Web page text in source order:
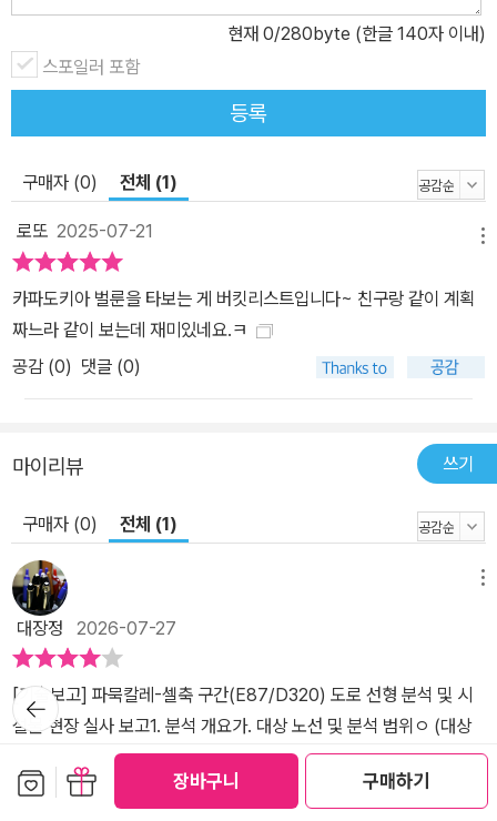
장바구니 구매하기
렘을 미리 느껴보자! Enjoy Vietnam 튀르키예를 즐기는 가장 완벽
한 방법 『튀르키예 셀프트래블』은 이스탄불을 포함한 마르마라 지역
에서 시작해서 중앙아나톨리아 지역, 지중해 지역, 에게해 지역, 흑해
지역을 지나 동남아나톨리아 지역까지 여행자들이 선호하는 시계 방
향 루트로 튀르키예 전역의 주요 관광지를 소개하고 있다. 관광 명소,
맛집, 쇼핑 스폿과 주변 숙소 리스트까지 지역별로 한눈에 찾아볼 수
있고, 각 스폿에는 QR 코드를 삽입하여 위치와 정보를 확인할 수 있
는 구글 링크로 이어진다. 각 지역으로 이동할 때 필요한 버스 시간표
등 역시 QR 코드를 활용하여 링크에 바로 접속해서 확인할 수 있다.
뿐만 아니라 각 지역 앞장에는 해당 지역을 가장 효율적으로 돌아볼
수 있는 동선을 그린 루트 지도를 수록하여 구체적인 스폿 소개에 앞
서 여행의 동선을 그려볼 수 있도록 구성했다. 이 루트를 따라 이스탄
벌룬 투어와 소금호수 투어를 경험하고 콘야에서 신과의 합일을 위한
종교 의식인 세마 공연을 볼 수 있다. 지중해 지역으로 향하면 메르멜
리, 콘얄트, 카푸타쉬 등 널리 펼쳐진 해변과 쿠르ㅤㅅㅠㄴ루 폭포, 뒤
덴 폭포, 3천 년 동안 꺼지지 않는 불이 타오르는 키메라산 등 현재까
지 잘 보존되고 있는 여러 명소들을 구경한 뒤, 지중해 지역에서 에페
스 고고학 유적지, 에게해 지역에서 파묵칼레 히에라폴리스 등을 돌
아보며 역사적인 순간을 여행하는 경험을 해보자. 특히 에게해 지역
의 페티예는 패러글라이딩, 보트 투어, 협곡에서 즐기는 수상 스포츠
등 이색 투어를 다양하게 경험할 수 있으니 수록된 QR 코드를 통해
일정과 예약 가능 여부를 확인한 뒤 놓치지 않도록 하자. 흑해 지역에
서는 그리스인들이 고대에 설립한 쉬멜라 수도원을 관람하고, 트라브
존에서 95km 떨어진 곳에 위치한 우준귈과 리제까지 하루 만에 돌
현재 0/280byte (한글 140자 이내)
스포일러 포함
등록
구매자 (0) 전체 (1)
로또 2025-07-21
카파도키아 벌룬을 타보는 게 버킷리스트입니다~ 친구랑 같이 계획
짜느라 같이 보는데 재미있네요.ㅋ
공감 (0) 댓글 (0)
마이리뷰 쓰기
구매자 (0) 전체 (1)
대장정 2026-07-27
[기술보고] 파묵칼레-셀축 구간(E87/D320) 도로 선형 분석 및 시
설물 현장 실사 보고1. 분석 개요가. 대상 노선 및 분석 범위ㅇ (대상
노선) 파묵칼레(Pamukkale) 출발지부터 셀축(Selçuk) 도착지까지
총연장 202.7km 구간을 분석 대상으로 함.ㅇ (분석방법) GPS 트래
뒤로가
기